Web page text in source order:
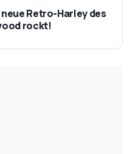
Retro-Harley des
rockt!